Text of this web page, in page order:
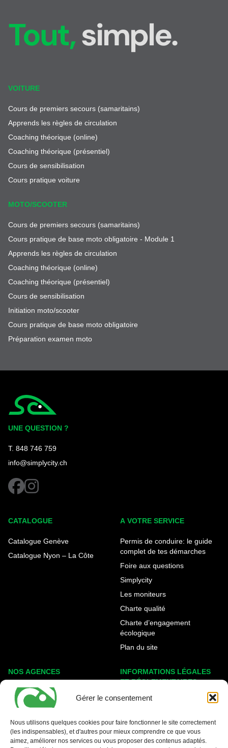
Gérer le consentement
Nous utilisons quelques cookies pour faire fonctionner le site correctement
(les indispensables), et d'autres pour mieux comprendre ce que vous
aimez, améliorer nos services ou vous proposer des contenus adaptés.
Tout,simple.
VOITURE
Cours de premiers secours (samaritains)
Apprends les règles de circulation
Coaching théorique (online)
Coaching théorique (présentiel)
Cours de sensibilisation
Cours pratique voiture
MOTO/SCOOTER
Cours de premiers secours (samaritains)
Cours pratique de base moto obligatoire - Module 1
Apprends les règles de circulation
Coaching théorique (online)
Coaching théorique (présentiel)
Cours de sensibilisation
Initiation moto/scooter
Cours pratique de base moto obligatoire
Préparation examen moto
UNE QUESTION ?
T. 848 746 759
info@simplycity.ch
facebookinstagram
CATALOGUE
Catalogue Genève
Catalogue Nyon – La Côte
A VOTRE SERVICE
Permis de conduire: le guide
complet de tes démarches
Foire aux questions
Simplycity
Les moniteurs
Charte qualité
Charte d’engagement
écologique
Plan du site
NOS AGENCES
Genève Eaux-Vives
Carouge - Rondeau
Nyon - La Côte
INFORMATIONS LÉGALES
ET RÉGLEMENTAIRES
Mentions légales
Protection des données
Conditions générales